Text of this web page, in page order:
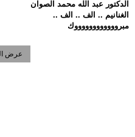
الدكتور عبد الله محمد الصوان
الغنانيم .. الف .. الف ..
مبرووووووووووووك
عرض